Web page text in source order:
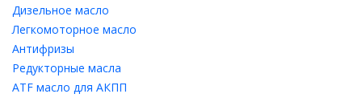
Дизельное масло
Легкомоторное масло
Антифризы
Редукторные масла
ATF масло для АКПП